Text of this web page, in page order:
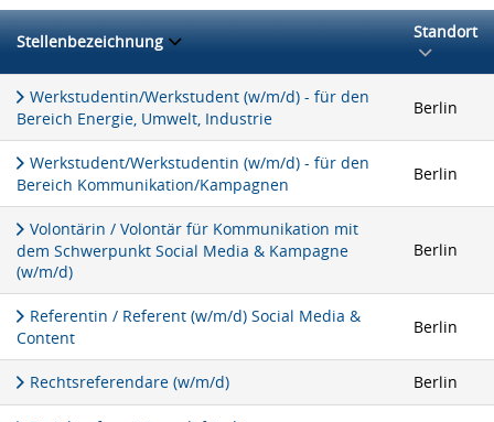
Stellenbezeichnung Standort
Werkstudentin/Werkstudent (w/m/d) - für den
Bereich Energie, Umwelt, Industrie
Berlin
Werkstudent/Werkstudentin (w/m/d) - für den
Bereich Kommunikation/Kampagnen
Berlin
Volontärin / Volontär für Kommunikation mit
dem Schwerpunkt Social Media & Kampagne
(w/m/d)
Berlin
Referentin / Referent (w/m/d) Social Media &
Content
Berlin
Rechtsreferendare (w/m/d) Berlin